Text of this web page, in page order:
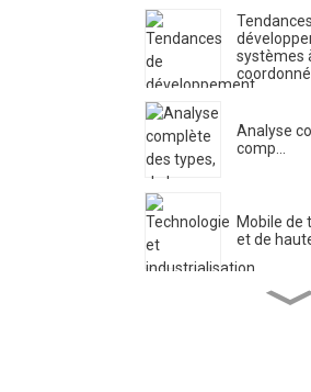
systèmes
Analyse
comp...
Mobile de
et de